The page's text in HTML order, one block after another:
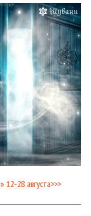
12-28 августа>>>